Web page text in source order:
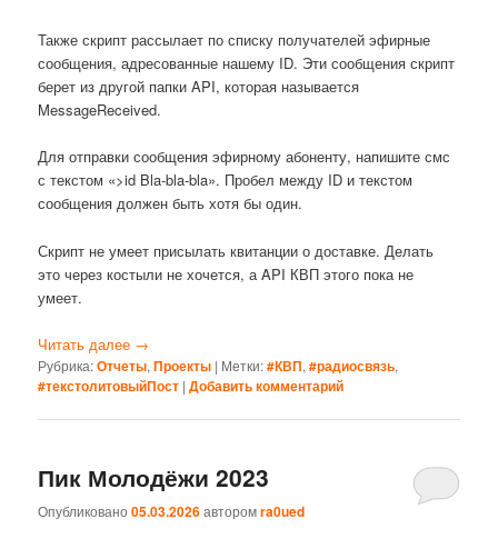
Также скрипт рассылает по списку получателей эфирные
сообщения, адресованные нашему ID. Эти сообщения скрипт
берет из другой папки API, которая называется
MessageReceived.
Для отправки сообщения эфирному абоненту, напишите смс
с текстом «>id Bla-bla-bla». Пробел между ID и текстом
сообщения должен быть хотя бы один.
Скрипт не умеет присылать квитанции о доставке. Делать
это через костыли не хочется, а API КВП этого пока не
умеет.
Читать далее →
Рубрика:Отчеты,Проекты | Метки:#КВП,#радиосвязь,
#текстолитовыйПост |Добавить комментарий
Пик Молодёжи 2023
Опубликовано05.03.2026авторомra0ued